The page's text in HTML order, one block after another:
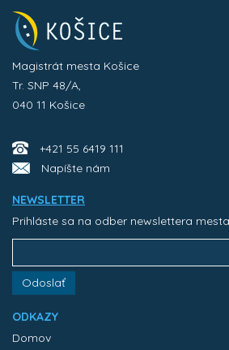
Magistrát mesta Košice
Tr. SNP 48/A,
040 11 Košice
+421 55 6419 111
Napíšte nám
NEWSLETTER
Prihláste sa na odber newslettera
Odoslať
ODKAZY
Domov